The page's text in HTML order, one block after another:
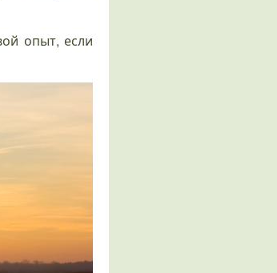
опыт, если